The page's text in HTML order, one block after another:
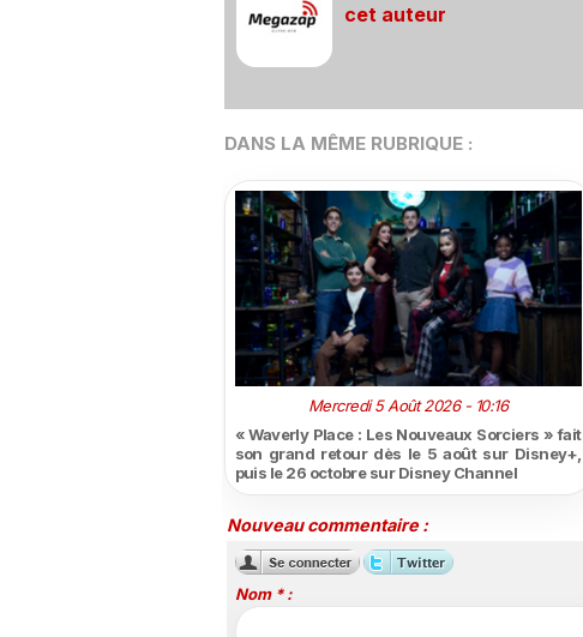
cet auteur
DANS LA MÊME RUBRIQUE :
Mercredi 5 Août 2026 - 10:16
« Waverly Place : Les Nouveaux Sorciers » fait
son grand retour dès le 5 août sur Disney+,
puis le 26 octobre sur Disney Channel
Nouveau commentaire :
Nom * :